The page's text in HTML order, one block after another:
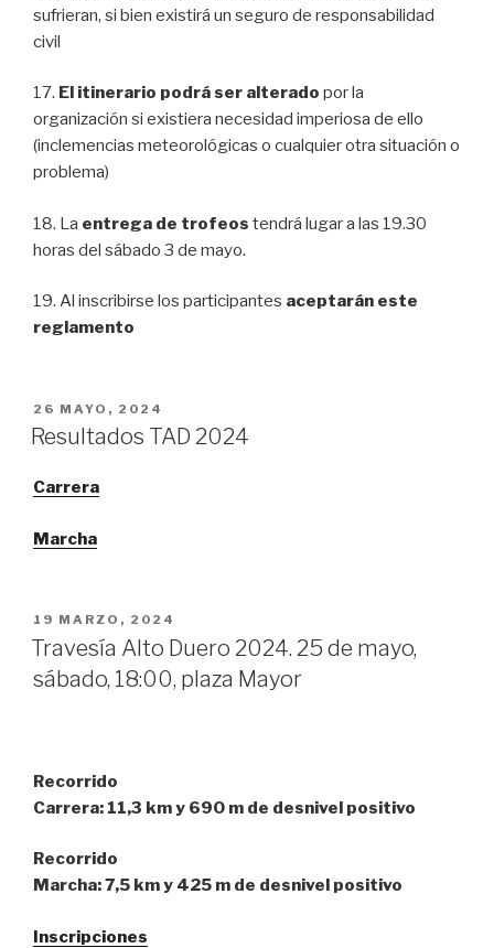
sufrieran, si bien existirá un seguro de responsabilidad
civil
17. El itinerario podrá ser alterado por la
organización si existiera necesidad imperiosa de ello
(inclemencias meteorológicas o cualquier otra situación o
problema)
18. La entrega de trofeos tendrá lugar a las 19.30
horas del sábado 3 de mayo.
19. Al inscribirse los participantes aceptarán este
reglamento
PUBLICADO
EL
26 MAYO, 2024
Resultados TAD 2024
Carrera
Marcha
PUBLICADO
EL
19 MARZO, 2024
Travesía Alto Duero 2024. 25 de mayo,
sábado, 18:00, plaza Mayor
Recorrido
Carrera: 11,3 km y 690 m de desnivel positivo
Recorrido
Marcha: 7,5 km y 425 m de desnivel positivo
Inscripciones